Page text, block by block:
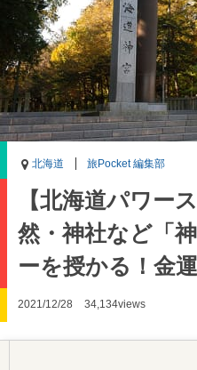
北海道 旅Pocket 編集部
【北海道パワー
然・神社など「
ーを授かる！金
2021/12/28 34,134views